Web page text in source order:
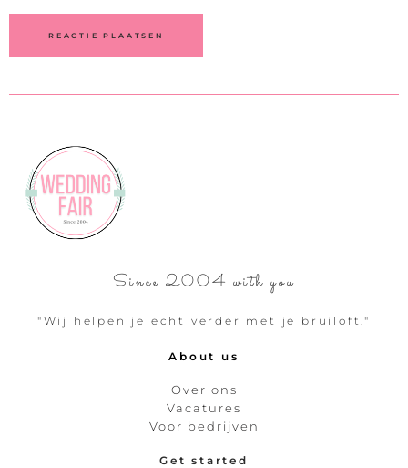
Since 2004 with you
"Wij helpen je echt verder met je bruiloft."
About us
Over ons
Vacatures
Voor bedrijven
Get started